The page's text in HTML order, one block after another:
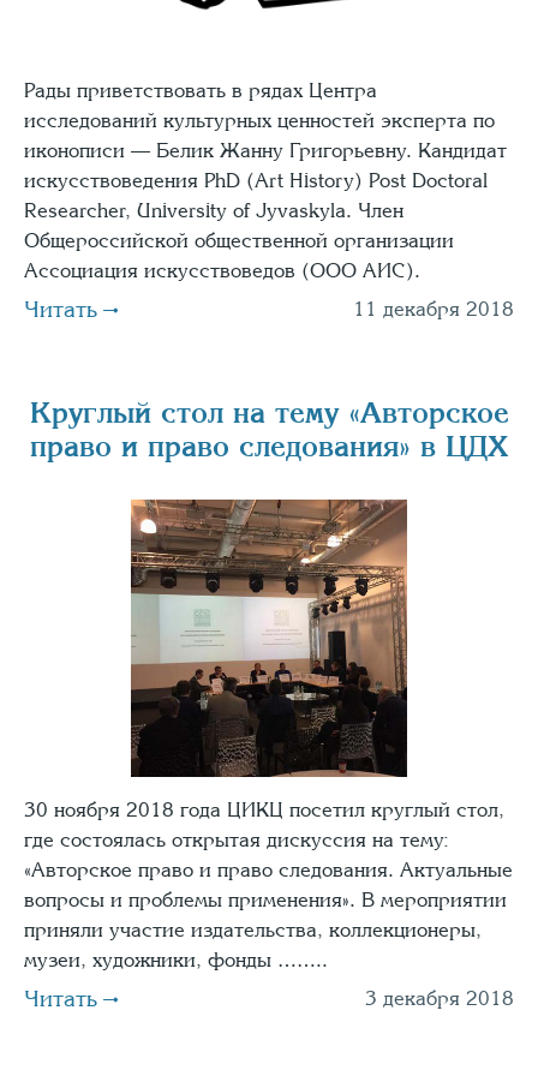
Рады приветствовать в рядах Центра
исследований культурных ценностей эксперта по
иконописи — Белик Жанну Григорьевну. Кандидат
искусствоведения PhD (Art History) Post Doctoral
Researcher, University of Jyvaskyla. Член
Общероссийской общественной организации
Ассоциация искусствоведов (ООО АИС).
Читать 11 декабря 2018
Круглый стол на тему «Авторское
право и право следования» в ЦДХ
30 ноября 2018 года ЦИКЦ посетил круглый стол,
где состоялась открытая дискуссия на тему:
«Авторское право и право следования. Актуальные
вопросы и проблемы применения». В мероприятии
приняли участие издательства, коллекционеры,
музеи, художники, фонды ……..
Читать 3 декабря 2018